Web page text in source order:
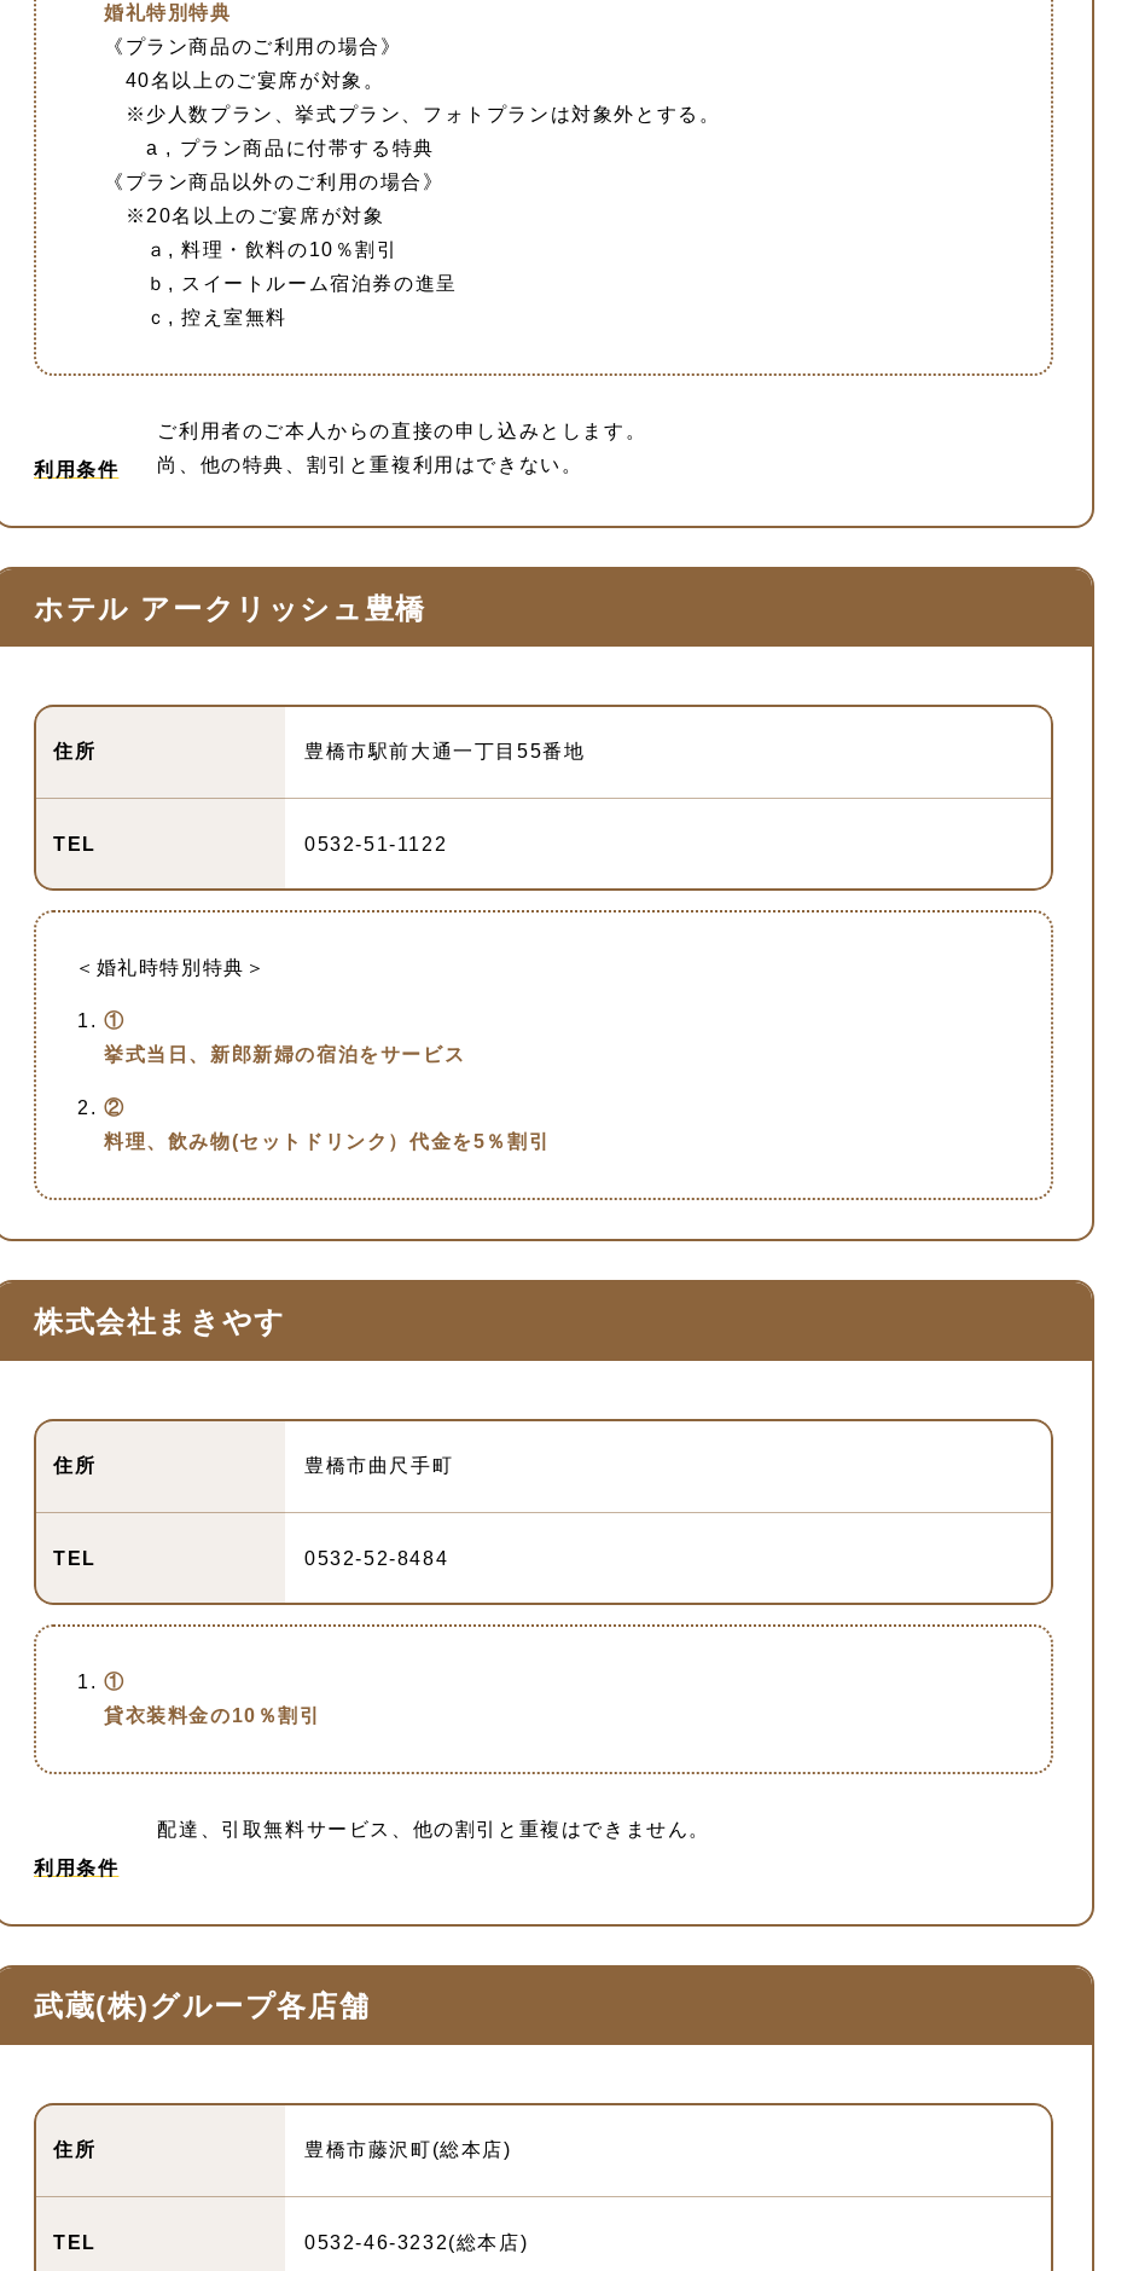
婚礼特別特典
《プラン商品のご利用の場合》
40名以上のご宴席が対象。
※少人数プラン、挙式プラン、フォトプランは対象外とする。
a , プラン商品に付帯する特典
《プラン商品以外のご利用の場合》
※20名以上のご宴席が対象
ａ, 料理・飲料の10％割引
ｂ, スイートルーム宿泊券の進呈
ｃ, 控え室無料
利用条件
ご利用者のご本人からの直接の申し込みとします。
尚、他の特典、割引と重複利用はできない。
ホテル アークリッシュ豊橋
住所 豊橋市駅前大通一丁目55番地
TEL 0532-51-1122
＜婚礼時特別特典＞
①
挙式当日、新郎新婦の宿泊をサービス
②
料理、飲み物(セットドリンク）代金を5％割引
株式会社まきやす
住所 豊橋市曲尺手町
TEL 0532-52-8484
①
貸衣装料金の10％割引
利用条件
配達、引取無料サービス、他の割引と重複はできません。
武蔵(株)グループ各店舗
住所 豊橋市藤沢町(総本店)
TEL 0532-46-3232(総本店)